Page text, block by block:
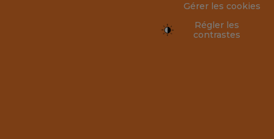
Gérer les cookies
Régler les
contrastes